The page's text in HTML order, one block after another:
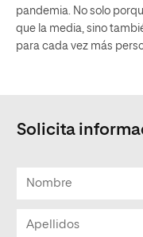
pandemia. No solo
que la media, sino
para cada vez más
Solicita